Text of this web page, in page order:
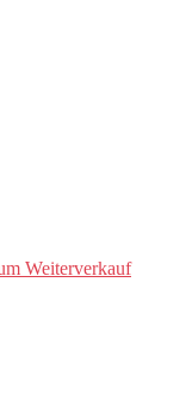
Weiterverkauf